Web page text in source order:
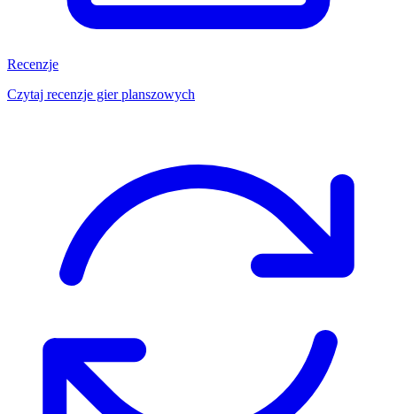
Recenzje
Czytaj recenzje gier planszowych